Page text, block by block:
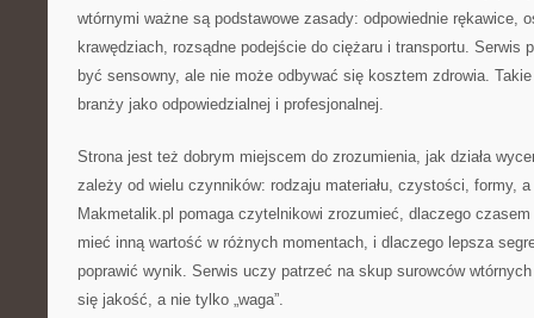
wtórnymi ważne są podstawowe zasady: odpowiednie rękawice,
krawędziach, rozsądne podejście do ciężaru i transportu. Serwis
być sensowny, ale nie może odbywać się kosztem zdrowia.
branży jako odpowiedzialnej i profesjonalnej.
Strona jest też dobrym miejscem do zrozumienia, jak działa
zależy od wielu czynników: rodzaju materiału, czystości, formy,
Makmetalik.pl pomaga czytelnikowi zrozumieć, dlaczego
mieć inną wartość w różnych momentach, i dlaczego lepsza
poprawić wynik. Serwis uczy patrzeć na skup surowców
się jakość, a nie tylko „waga”.